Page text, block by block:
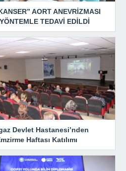
AORT ANEVRİZMASI
TEDAVİ EDİLDİ
Devlet Hastanesi’nden
Haftası Katılımı